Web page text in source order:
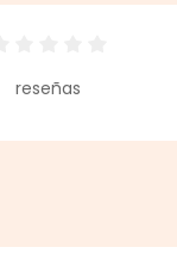
Calificación
reseñas